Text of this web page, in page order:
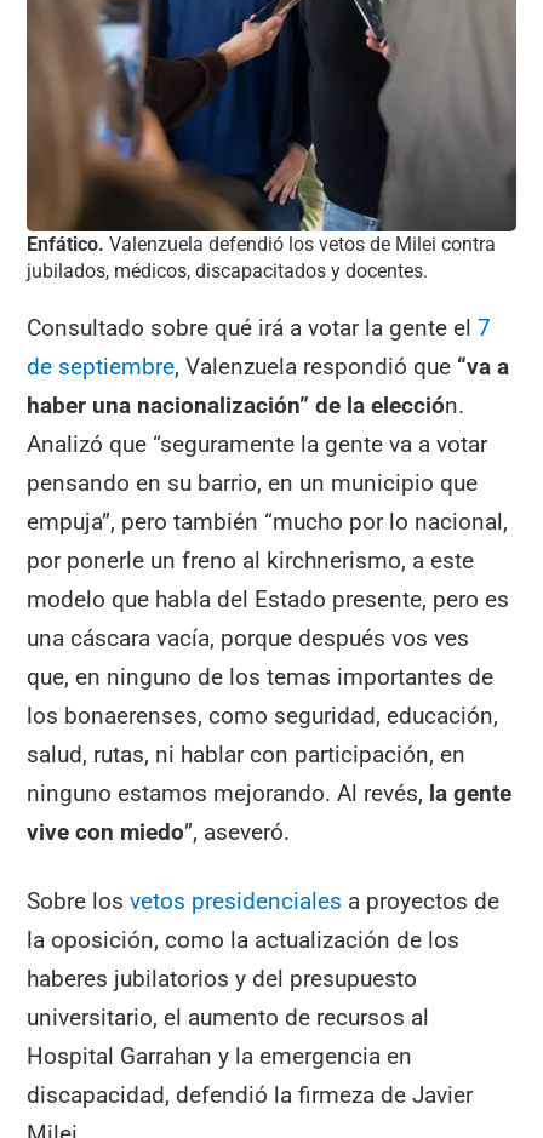
Enfático.Valenzuela defendió los vetos de Milei contra
jubilados, médicos, discapacitados y docentes.
Consultado sobre qué irá a votar la gente el7
de septiembre, Valenzuela respondió que “va a
haber una nacionalización” de la elección.
Analizó que “seguramente la gente va a votar
pensando en su barrio, en un municipio que
empuja”, pero también “mucho por lo nacional,
por ponerle un freno al kirchnerismo, a este
modelo que habla del Estado presente, pero es
una cáscara vacía, porque después vos ves
que, en ninguno de los temas importantes de
los bonaerenses, como seguridad, educación,
salud, rutas, ni hablar con participación, en
ninguno estamos mejorando. Al revés, la gente
vive con miedo”, aseveró.
Sobre losvetos presidenciales a proyectos de
la oposición, como la actualización de los
haberes jubilatorios y del presupuesto
universitario, el aumento de recursos al
Hospital Garrahan y la emergencia en
discapacidad, defendió la firmeza de Javier